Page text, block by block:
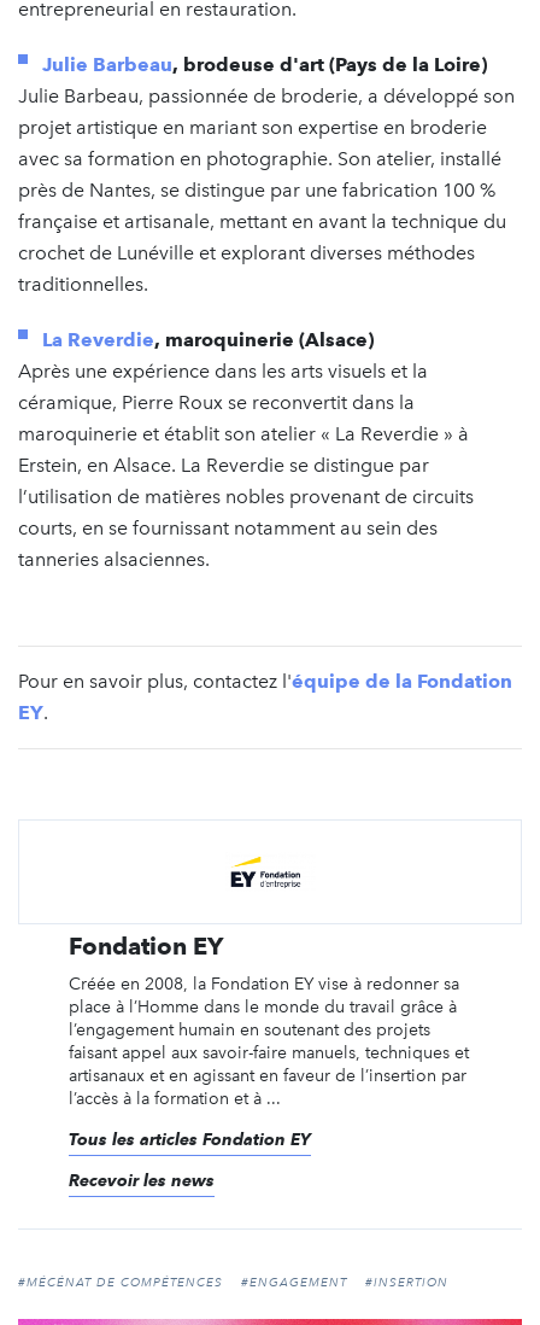
entrepreneurial en restauration.
Julie Barbeau, brodeuse d'art (Pays de la Loire)
Julie Barbeau, passionnée de broderie, a développé son
projet artistique en mariant son expertise en broderie
avec sa formation en photographie. Son atelier, installé
près de Nantes, se distingue par une fabrication 100 %
française et artisanale, mettant en avant la technique du
crochet de Lunéville et explorant diverses méthodes
traditionnelles.
La Reverdie, maroquinerie (Alsace)
Après une expérience dans les arts visuels et la
céramique, Pierre Roux se reconvertit dans la
maroquinerie et établit son atelier « La Reverdie » à
Erstein, en Alsace. La Reverdie se distingue par
l’utilisation de matières nobles provenant de circuits
courts, en se fournissant notamment au sein des
tanneries alsaciennes.
Pour en savoir plus, contactez l'équipe de la Fondation
EY.
Fondation EY
Créée en 2008, la Fondation EY vise à redonner sa
place à l’Homme dans le monde du travail grâce à
l’engagement humain en soutenant des projets
faisant appel aux savoir-faire manuels, techniques et
artisanaux et en agissant en faveur de l’insertion par
l’accès à la formation et à ...
Tous les articles Fondation EY
Recevoir les news
#MÉCÉNAT DE COMPÉTENCES #ENGAGEMENT #INSERTION